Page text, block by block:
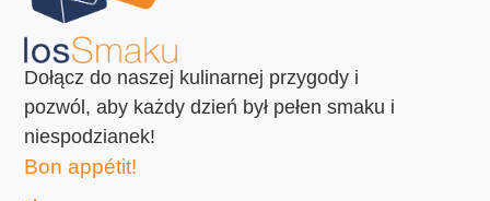
Dołącz do naszej kulinarnej przygody i
pozwól, aby każdy dzień był pełen smaku i
niespodzianek!
Bon appétit!